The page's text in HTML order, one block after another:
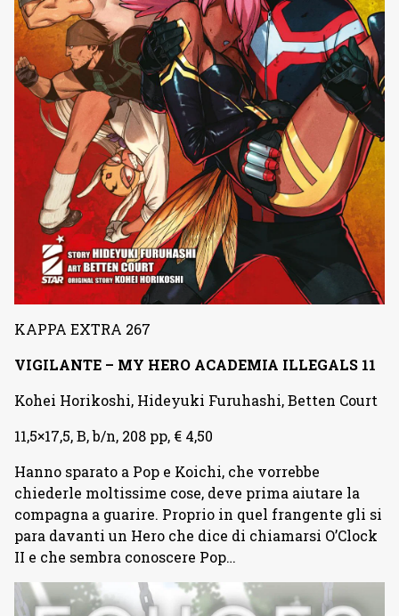
KAPPA EXTRA 267
VIGILANTE – MY HERO ACADEMIA ILLEGALS 11
Kohei Horikoshi, Hideyuki Furuhashi, Betten Court
11,5×17,5, B, b/n, 208 pp, € 4,50
Hanno sparato a Pop e Koichi, che vorrebbe
chiederle moltissime cose, deve prima aiutare la
compagna a guarire. Proprio in quel frangente gli si
para davanti un Hero che dice di chiamarsi O’Clock
II e che sembra conoscere Pop…